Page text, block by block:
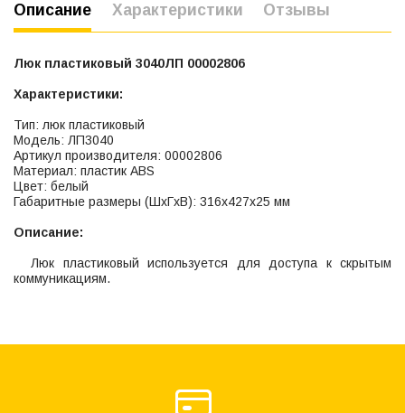
Описание Характеристики Отзывы
Люк пластиковый 3040ЛП 00002806
Характеристики:
Тип: люк пластиковый
Модель: ЛП3040
Артикул производителя: 00002806
Материал: пластик ABS
Цвет: белый
Габаритные размеры (ШхГхВ): 316х427х25 мм
Описание:
Люк пластиковый используется для доступа к скрытым
коммуникациям.